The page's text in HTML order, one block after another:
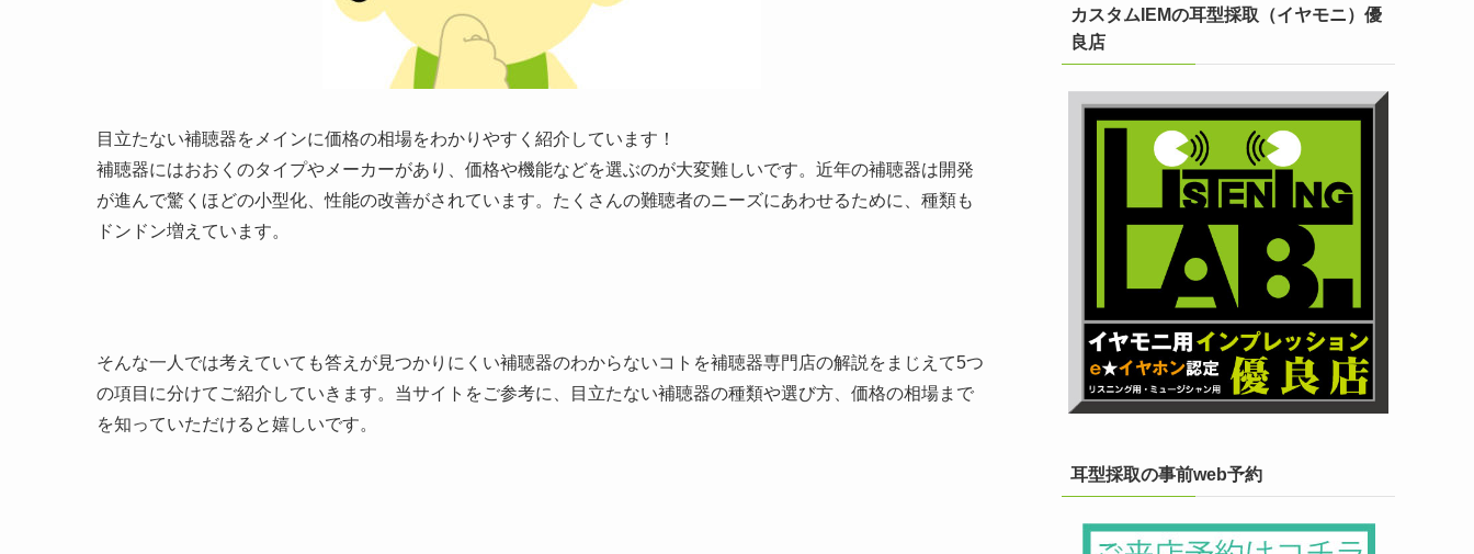
目立たない補聴器をメインに価格の相場をわかりやすく紹介しています！
補聴器にはおおくのタイプやメーカーがあり、価格や機能などを選ぶのが大変難しいです。近年の補聴器は開発
が進んで驚くほどの小型化、性能の改善がされています。たくさんの難聴者のニーズにあわせるために、種類も
ドンドン増えています。
そんな一人では考えていても答えが見つかりにくい補聴器のわからないコトを補聴器専門店の解説をまじえて5つ
の項目に分けてご紹介していきます。当サイトをご参考に、目立たない補聴器の種類や選び方、価格の相場まで
を知っていただけると嬉しいです。
カスタムIEMの耳型採取（イヤモニ）優
良店
耳型採取の事前web予約